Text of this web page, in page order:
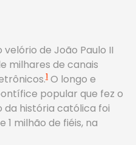
de João Paulo II
milhares de canais
1 O longo e
popular que fez o
história católica foi
milhão de fiéis, na